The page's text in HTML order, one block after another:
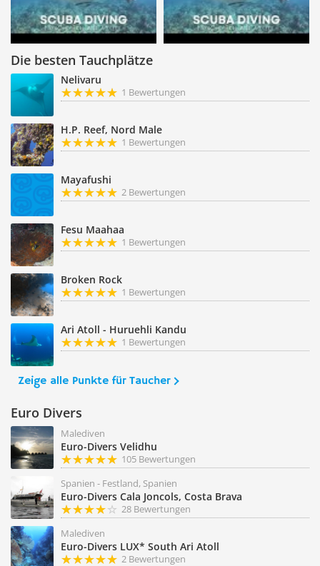
Die besten Tauchplätze
Nelivaru
1 Bewertungen
H.P. Reef, Nord Male
1 Bewertungen
Mayafushi
2 Bewertungen
Fesu Maahaa
1 Bewertungen
Broken Rock
1 Bewertungen
Ari Atoll - Huruehli Kandu
1 Bewertungen
Zeige alle Punkte für Taucher
Euro Divers
Malediven
Euro-Divers Velidhu
105 Bewertungen
Spanien - Festland, Spanien
Euro-Divers Cala Joncols, Costa Brava
28 Bewertungen
Malediven
Euro-Divers LUX* South Ari Atoll
2 Bewertungen